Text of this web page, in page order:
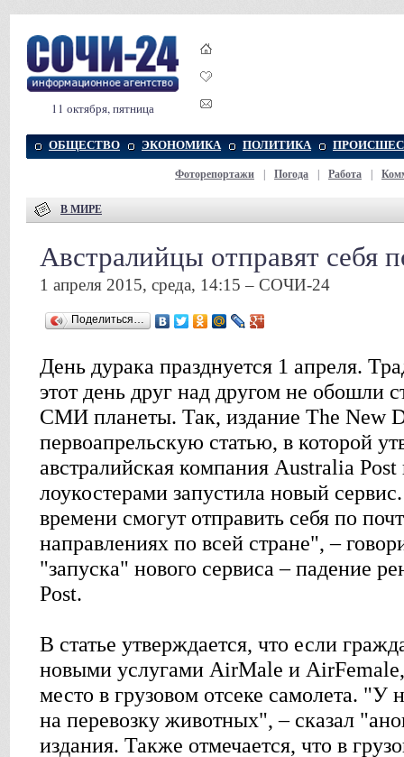
11 октября, пятница
ОБЩЕСТВО ЭКОНОМИКА ПОЛИТИКА
Фоторепортажи Погода Работа
В МИРЕ
Австралийцы отправят себя
1 апреля 2015, среда, 14:15 – СОЧИ-24
Поделиться…
День дурака празднуется 1 апреля.
этот день друг над другом не обошли
СМИ планеты. Так, издание The New
первоапрельскую статью, в которой
австралийская компания Australia Post
лоукостерами запустила новый
времени смогут отправить себя по
направлениях по всей стране", –
"запуска" нового сервиса – падение
Post.
В статье утверждается, что если
новыми услугами AirMale и
место в грузовом отсеке самолета. "У
на перевозку животных", – сказал
издания. Также отмечается, что в